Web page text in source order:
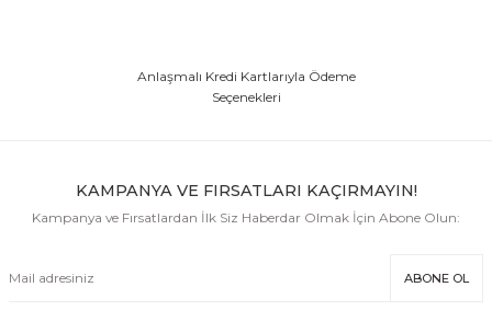
Anlaşmalı Kredi Kartlarıyla Ödeme
Seçenekleri
KAMPANYA VE FIRSATLARI KAÇIRMAYIN!
Kampanya ve Fırsatlardan İlk Siz Haberdar Olmak İçin Abone Olun:
ABONE OL